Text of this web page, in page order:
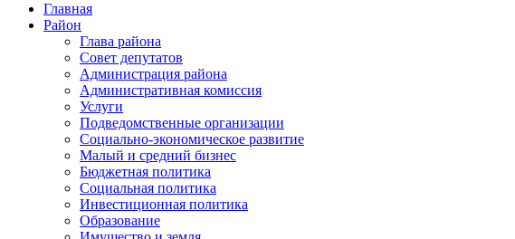
Главная
Район
Глава района
Совет депутатов
Администрация района
Административная комиссия
Услуги
Подведомственные организации
Социально-экономическое развитие
Малый и средний бизнес
Бюджетная политика
Социальная политика
Инвестиционная политика
Образование